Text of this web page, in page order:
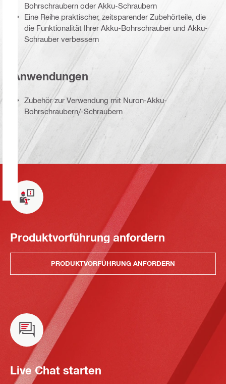
Bohrschraubern oder Akku-Schraubern
Eine Reihe praktischer, zeitsparender Zubehörteile, die
die Funktionalität Ihrer Akku-Bohrschrauber und Akku-
Schrauber verbessern
Anwendungen
Zubehör zur Verwendung mit Nuron-Akku-
Bohrschraubern/-Schraubern
Produktvorführung anfordern
PRODUKTVORFÜHRUNG ANFORDERN
Live Chat starten